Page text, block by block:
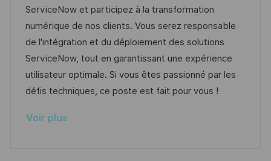
i
s
a
t
i
o
’
a
f
f
i
c
e
n
c
e
d
u
é
g
o
r
i
e
ServiceNow et participez à la transformation
numérique de nos clients. Vous serez responsable
de l'intégration et du déploiement des solutions
ServiceNow, tout en garantissant une expérience
utilisateur optimale. Si vous êtes passionné par les
défis techniques, ce poste est fait pour vous !
Voir plus